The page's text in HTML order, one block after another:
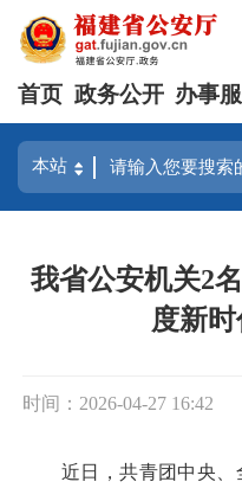
首页 政务公开 办事
我省公安机关2
度新
时间：2026-04-27 16:42
近日，共青团中央、